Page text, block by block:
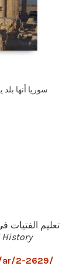
سوريا أنها
History
ar/2-2629/